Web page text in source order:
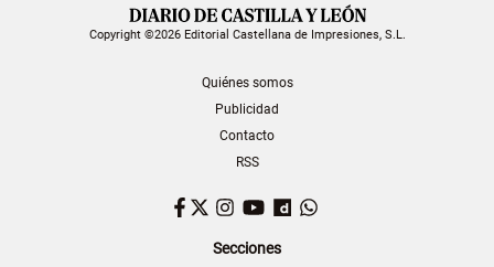
Copyright ©2026 Editorial Castellana de Impresiones, S.L.
Quiénes somos
Publicidad
Contacto
RSS
Facebook
TwitterInstagram
YouTubeDailymotion
Secciones